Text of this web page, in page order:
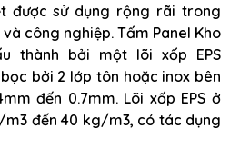
được sử dụng rộng rãi trong
công nghiệp. Tấm Panel Kho
thành bởi một lõi xốp EPS
bởi 2 lớp tôn hoặc inox bên
đến 0.7mm. Lõi xốp EPS ở
đến 40 kg/m3, có tác dụng